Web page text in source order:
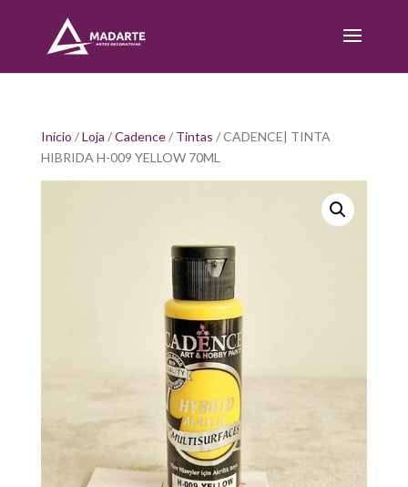
Início /Loja /Cadence/ Tintas / CADENCE| TINTA
HIBRIDA H-009 YELLOW 70ML